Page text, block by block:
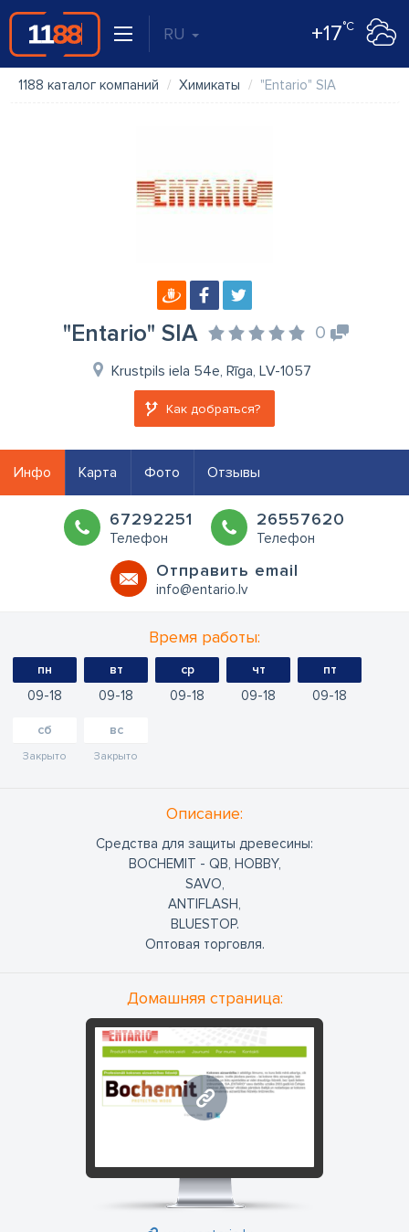
RU +17°C
1188 каталог компаний Химикаты "Entario" SIA
"Entario" SIA 0
Krustpils iela 54e, Rīga, LV-1057
Как добраться?
Инфо Карта Фото Отзывы
67292251
Телефон
26557620
Телефон
Oтправить email
info@entario.lv
Время работы:
пн
09 18
вт
09 18
ср
09 18
чт
09 18
пт
09 18
сб
Закрыто
вс
Закрыто
Oписание:
Средства для защиты древесины:
BOCHEMIT - QB, HOBBY,
SAVO,
ANTIFLASH,
BLUESTOP.
Оптовая торговля.
Домашняя страница:
www.entario.lv